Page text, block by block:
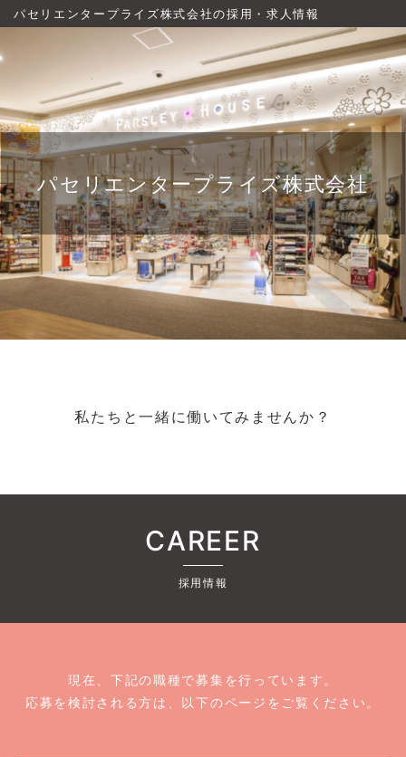
パセリエンタープライズ株式会社の採用・求人情報
パセリエンタープライズ株式会社
私たちと一緒に働いてみませんか？
CAREER
採用情報
現在、下記の職種で募集を行っています。
応募を検討される方は、以下のページをご覧ください。